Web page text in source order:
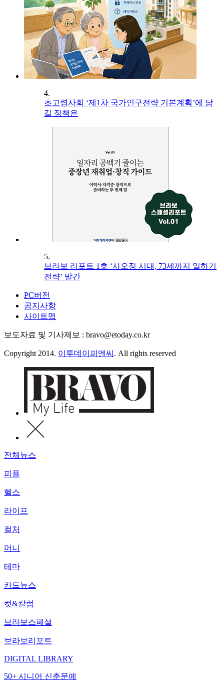
4.
초고령사회 ‘제1차 국가인구전략 기본계획’에 담
길 정책은
5.
브라보 리포트 1호 ‘사오정 시대, 73세까지 일하기
전략’ 발간
PC버전
공지사항
사이트맵
보도자료 및 기사제보 : bravo@etoday.co.kr
Copyright 2014. 이투데이피엔씨 . All rights reserved
전체뉴스
피플
헬스
라이프
컬처
머니
테마
카드뉴스
컷&칼럼
브라보스페셜
브라보리포트
DIGITAL LIBRARY
50+ 시니어 신춘문예